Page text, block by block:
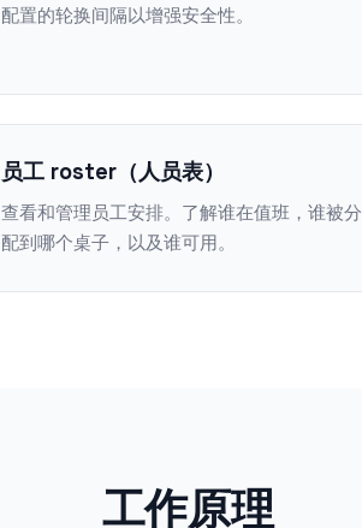
配置的轮换间隔以增强安全性。
员工 roster（人员表）
查看和管理员工安排。了解谁在值班，谁被分
配到哪个桌子，以及谁可用。
工作原理